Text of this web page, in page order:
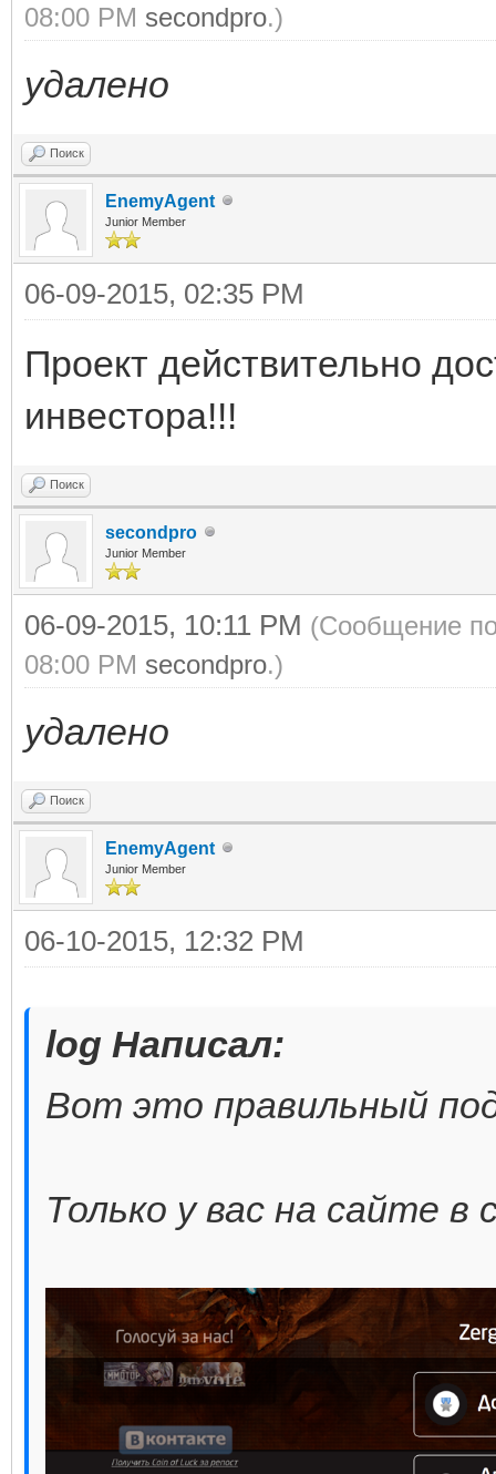
08:00 PM secondpro.)
удалено
Поиск
EnemyAgent
Junior Member
06-09-2015, 02:35 PM
Проект действительно
инвестора!!!
Поиск
secondpro
Junior Member
06-09-2015, 10:11 PM (Сообщение
08:00 PM secondpro.)
удалено
Поиск
EnemyAgent
Junior Member
06-10-2015, 12:32 PM
log Написал:
Вот это правильный
Только у вас на сайте